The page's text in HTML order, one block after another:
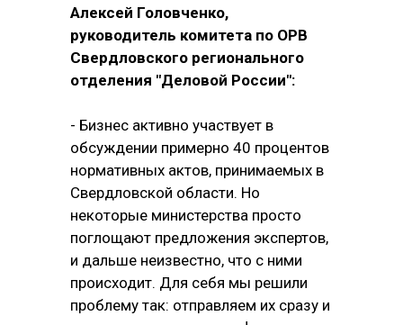
Алексей Головченко,
руководитель комитета по ОРВ
Свердловского регионального
отделения "Деловой России":
- Бизнес активно участвует в
обсуждении примерно 40 процентов
нормативных актов, принимаемых в
Свердловской области. Но
некоторые министерства просто
поглощают предложения экспертов,
и дальше неизвестно, что с ними
происходит. Для себя мы решили
проблему так: отправляем их сразу и